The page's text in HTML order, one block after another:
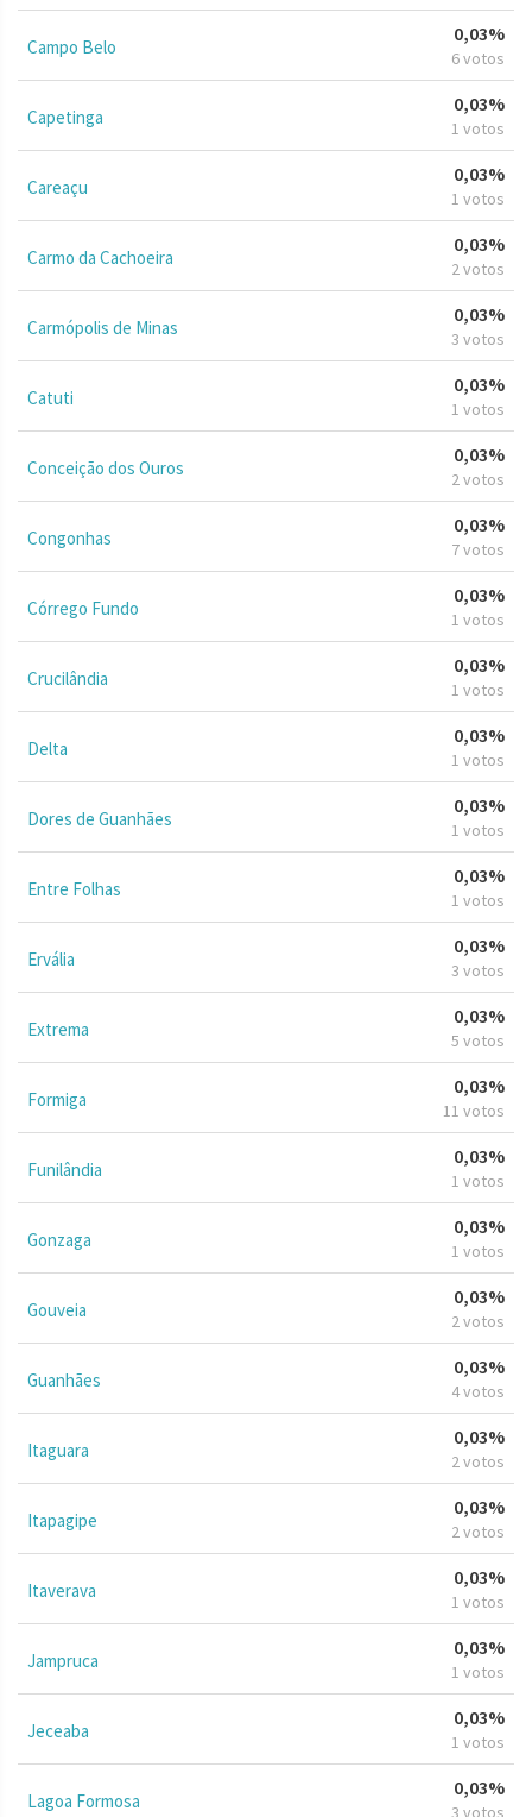
Campo Belo
0,03%
6 votos
Capetinga
0,03%
1 votos
Careaçu
0,03%
1 votos
Carmo da Cachoeira
0,03%
2 votos
Carmópolis de Minas
0,03%
3 votos
Catuti
0,03%
1 votos
Conceição dos Ouros
0,03%
2 votos
Congonhas
0,03%
7 votos
Córrego Fundo
0,03%
1 votos
Crucilândia
0,03%
1 votos
Delta
0,03%
1 votos
Dores de Guanhães
0,03%
1 votos
Entre Folhas
0,03%
1 votos
Ervália
0,03%
3 votos
Extrema
0,03%
5 votos
Formiga
0,03%
11 votos
Funilândia
0,03%
1 votos
Gonzaga
0,03%
1 votos
Gouveia
0,03%
2 votos
Guanhães
0,03%
4 votos
Itaguara
0,03%
2 votos
Itapagipe
0,03%
2 votos
Itaverava
0,03%
1 votos
Jampruca
0,03%
1 votos
Jeceaba
0,03%
1 votos
Lagoa Formosa
0,03%
3 votos